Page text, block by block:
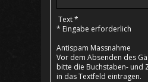
Text *
* Eingabe erforderlich
Antispam Massnahme
Vor dem Absenden des
bitte die Buchstaben- und
in das Textfeld eintragen.